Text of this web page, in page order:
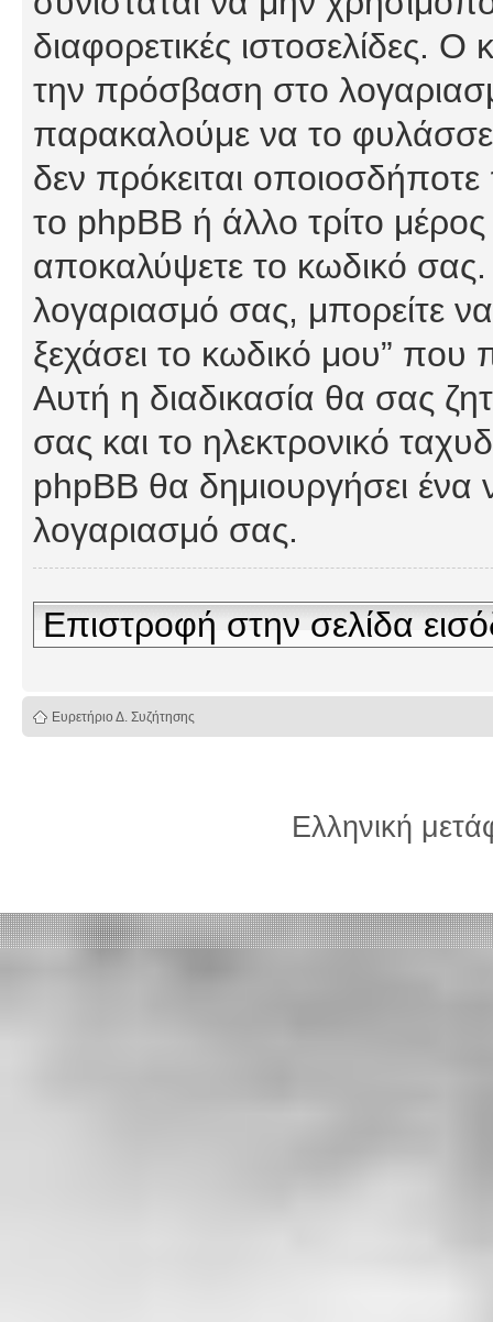
διαφορετικές ιστοσελίδες.
την πρόσβαση στο
παρακαλούμε να το
δεν πρόκειται
το phpBB ή άλλο τρίτο
αποκαλύψετε το κωδικό σας.
λογαριασμό σας, μπορείτε
ξεχάσει το κωδικό μου” που
Αυτή η διαδικασία θα σας
σας και το ηλεκτρονικό
phpBB θα δημιουργήσει ένα
λογαριασμό σας.
Επιστροφή στην σελίδα
Ευρετήριο Δ. Συζήτησης
Ελληνική